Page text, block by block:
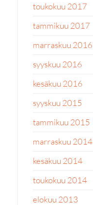
toukokuu 2017
tammikuu 2017
marraskuu 2016
syyskuu 2016
kesäkuu 2016
syyskuu 2015
tammikuu 2015
marraskuu 2014
kesäkuu 2014
toukokuu 2014
elokuu 2013